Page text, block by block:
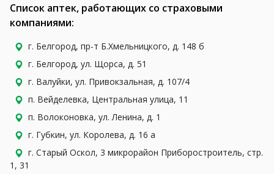
Список аптек, работающих со страховыми
компаниями:
г. Белгород, пр-т Б.Хмельницкого, д. 148 б
г. Белгород, ул. Щорса, д. 51
г. Валуйки, ул. Привокзальная, д. 107/4
п. Вейделевка, Центральная улица, 11
п. Волоконовка, ул. Ленина, д. 1
г. Губкин, ул. Королева, д. 16 а
г. Старый Оскол, 3 микрорайон Приборостроитель, стр.
1, 31